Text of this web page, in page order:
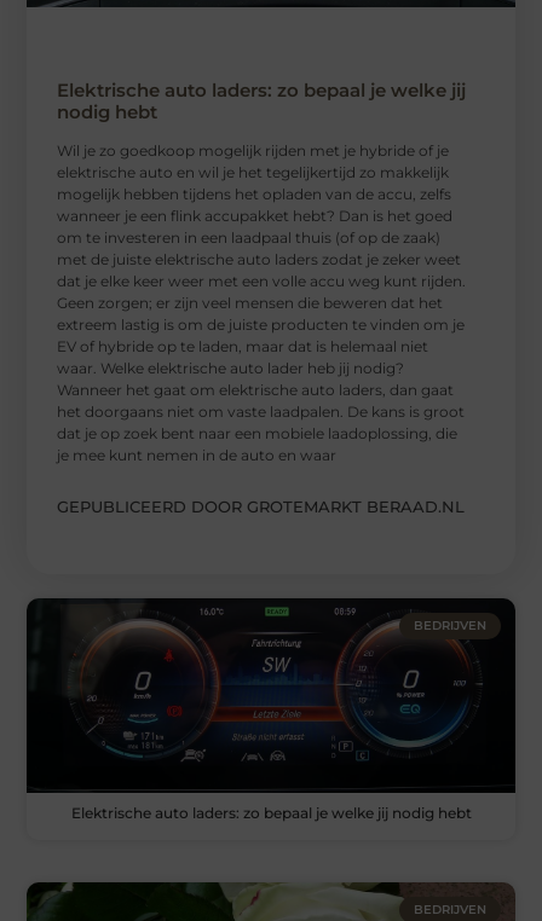
Elektrische auto laders: zo bepaal je welke jij
nodig hebt
Wil je zo goedkoop mogelijk rijden met je hybride of je
elektrische auto en wil je het tegelijkertijd zo makkelijk
mogelijk hebben tijdens het opladen van de accu, zelfs
wanneer je een flink accupakket hebt? Dan is het goed
om te investeren in een laadpaal thuis (of op de zaak)
met de juiste elektrische auto laders zodat je zeker weet
dat je elke keer weer met een volle accu weg kunt rijden.
Geen zorgen; er zijn veel mensen die beweren dat het
extreem lastig is om de juiste producten te vinden om je
EV of hybride op te laden, maar dat is helemaal niet
waar. Welke elektrische auto lader heb jij nodig?
Wanneer het gaat om elektrische auto laders, dan gaat
het doorgaans niet om vaste laadpalen. De kans is groot
dat je op zoek bent naar een mobiele laadoplossing, die
je mee kunt nemen in de auto en waar
GEPUBLICEERD DOOR GROTEMARKT BERAAD.NL
BEDRIJVEN
Elektrische auto laders: zo bepaal je welke jij nodig hebt
BEDRIJVEN